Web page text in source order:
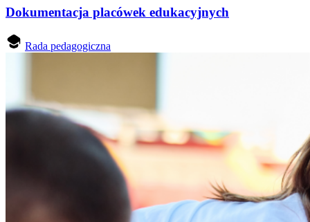
Dokumentacja placówek edukacyjnych
Rada pedagogiczna